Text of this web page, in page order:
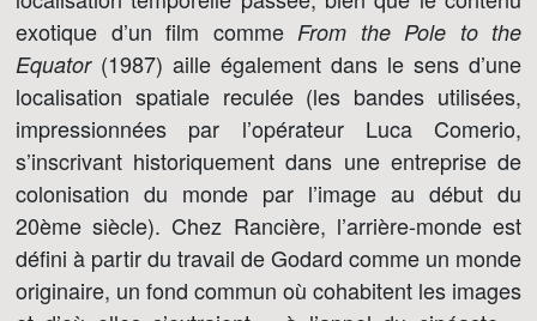
exotique d’un film comme From the Pole to the
Equator(1987) aille également dans le sens d’une
localisation spatiale reculée (les bandes utilisées,
impressionnées par l’opérateur Luca Comerio,
s’inscrivant historiquement dans une entreprise de
colonisation du monde par l’image au début du
20ème siècle). Chez Rancière, l’arrière-monde est
défini à partir du travail de Godard comme un monde
originaire, un fond commun où cohabitent les images